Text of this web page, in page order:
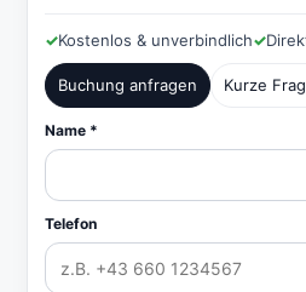
✓Kostenlos & unverbindlich✓
Buchung anfragen Kurze
Name *
Telefon